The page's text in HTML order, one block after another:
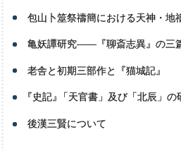
包山卜筮祭禱簡における天神・地
亀妖譚研究――『聊斎志異』の三
老舎と初期三部作と『猫城記』
『史記』 「天官書」及び「北辰」の
後漢三賢について